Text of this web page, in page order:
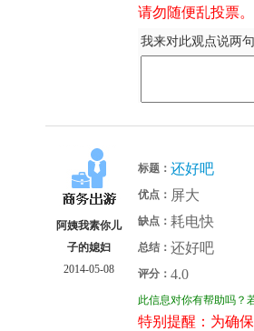
请勿随便乱投票。
我来对此观点说两
阿姨我素你儿
子的媳妇
2014-05-08
标题： 还好吧
优点： 屏大
缺点： 耗电快
总结： 还好吧
评分： 4.0
此信息对你有帮助吗？
特别提醒：为确